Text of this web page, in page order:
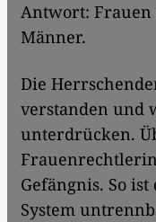
Antwort: Frauen
Männer.
Die
verstanden und
unterdrücken.
Gefängnis. So
System